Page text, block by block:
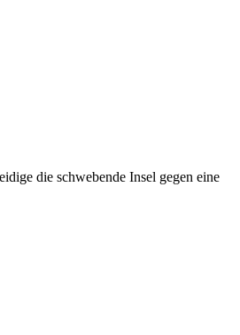
die schwebende Insel gegen eine